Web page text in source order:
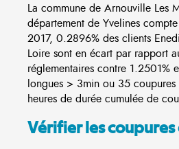
La commune de Arnouville Les
département de Yvelines
2017, 0.2896% des clients
Loire sont en écart par rapport
réglementaires contre 1.2501%
longues > 3min ou 35
heures de durée cumulée de
Vérifier les coupures